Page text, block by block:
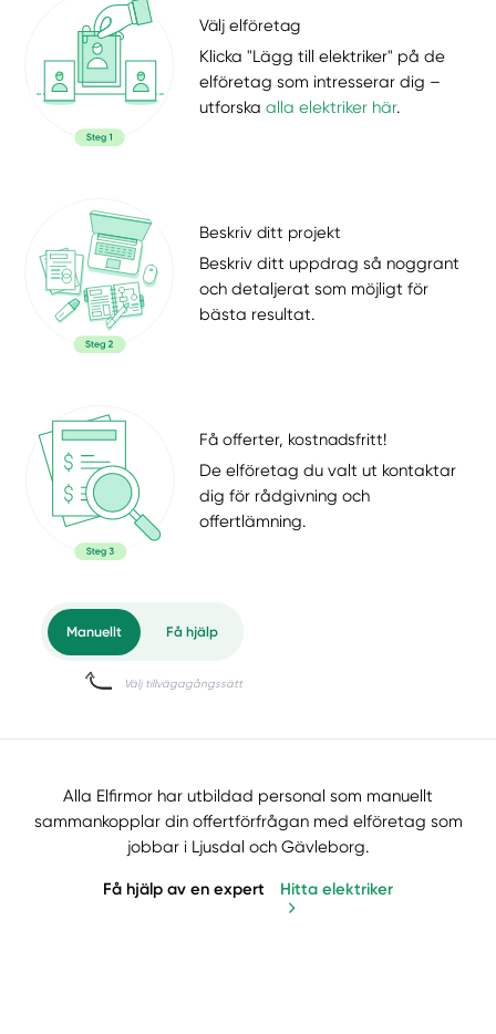
Välj elföretag
Klicka "Lägg till elektriker" på de
elföretag som intresserar dig –
utforskaalla elektriker här.
Beskriv ditt projekt
Beskriv ditt uppdrag så noggrant
och detaljerat som möjligt för
bästa resultat.
Få offerter, kostnadsfritt!
De elföretag du valt ut kontaktar
dig för rådgivning och
offertlämning.
Alla Elfirmor har utbildad personal som manuellt
sammankopplar din offertförfrågan med elföretag som
jobbar i Ljusdal och Gävleborg.
Få hjälp av en expert Hitta elektriker